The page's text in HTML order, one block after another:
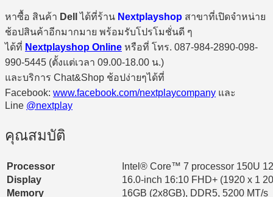
หาซื้อ สินค้า Dell ได้ที่ร้าน Nextplayshop สาขาที่เปิดจำหน่าย
ช้อปสินค้าอีกมากมาย พร้อมรับโปรโมชั่นดี ๆ
ได้ที่ Nextplayshop Online หรือที่ โทร. 087-984-2890-098-
990-5445 (ตั้งแต่เวลา 09.00-18.00 น.)
และบริการ Chat&Shop ช้อปง่ายๆได้ที่
Facebook: www.facebook.com/nextplaycompany และ
Line @nextplay
คุณสมบัติ
Processor
Intel® Core™ 7 processor 150U
Display
16.0-inch 16:10 FHD+ (1920 x 1
Memory
16GB (2x8GB), DDR5, 5200 MT/s